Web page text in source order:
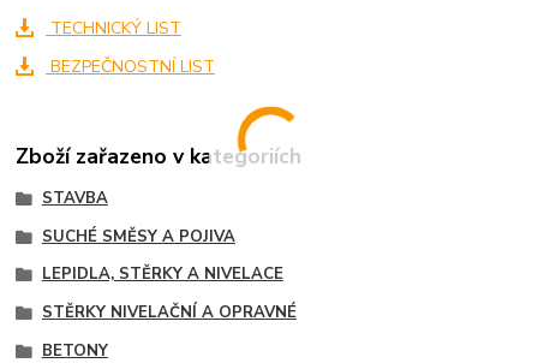
TECHNICKÝ LIST
BEZPEČNOSTNÍ LIST
Zboží zařazeno v kategoriích
STAVBA
SUCHÉ SMĚSY A POJIVA
LEPIDLA, STĚRKY A NIVELACE
STĚRKY NIVELAČNÍ A OPRAVNÉ
BETONY